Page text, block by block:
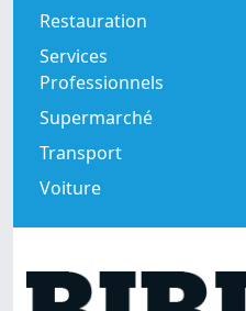
Restauration
Services
Professionnels
Supermarché
Transport
Voiture